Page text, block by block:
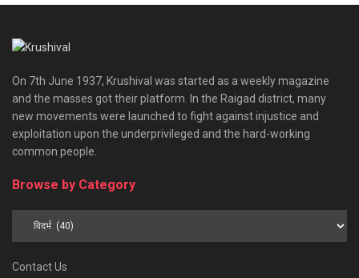
On 7th June 1937, Krushival was started as a weekly magazine
and the masses got their platform. In the Raigad district, many
new movements were launched to fight against injustice and
exploitation upon the underprivileged and the hard-working
common people.
Browse by Category
Browse
Contact Us